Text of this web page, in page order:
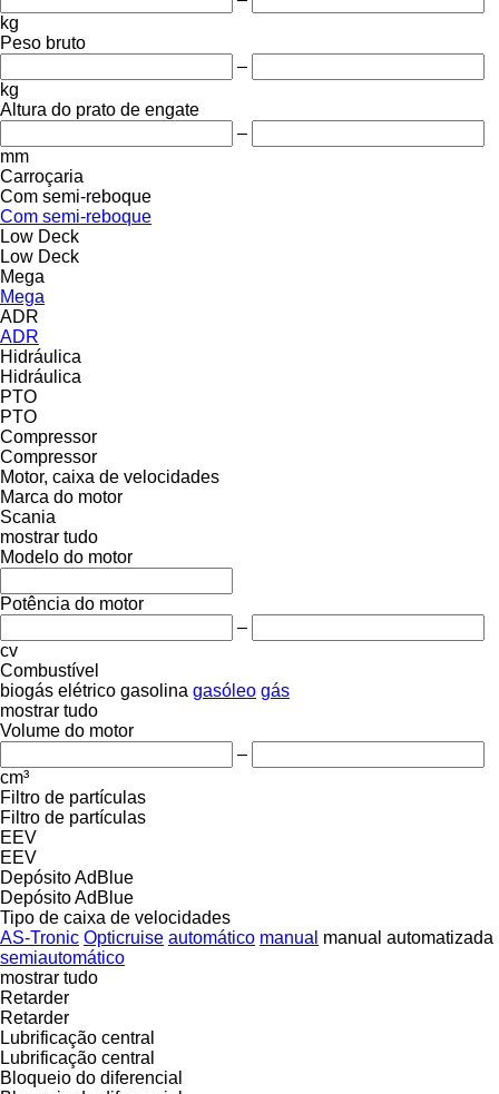
kg
Peso bruto
–
kg
Altura do prato de engate
–
mm
Carroçaria
Com semi-reboque
Com semi-reboque
Low Deck
Low Deck
Mega
Mega
ADR
ADR
Hidráulica
Hidráulica
PTO
PTO
Compressor
Compressor
Motor, caixa de velocidades
Marca do motor
Scania
mostrar tudo
Modelo do motor
Potência do motor
–
cv
Combustível
biogás elétrico gasolina gasóleo gás
mostrar tudo
Volume do motor
–
cm³
Filtro de partículas
Filtro de partículas
EEV
EEV
Depósito AdBlue
Depósito AdBlue
Tipo de caixa de velocidades
AS-Tronic Opticruise automático manual manual automatizada
semiautomático
mostrar tudo
Retarder
Retarder
Lubrificação central
Lubrificação central
Bloqueio do diferencial